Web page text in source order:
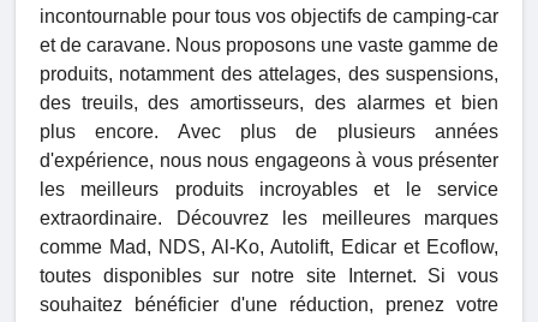
incontournable pour tous vos objectifs de camping-car
et de caravane. Nous proposons une vaste gamme de
produits, notamment des attelages, des suspensions,
des treuils, des amortisseurs, des alarmes et bien
plus encore. Avec plus de plusieurs années
d'expérience, nous nous engageons à vous présenter
les meilleurs produits incroyables et le service
extraordinaire. Découvrez les meilleures marques
comme Mad, NDS, Al-Ko, Autolift, Edicar et Ecoflow,
toutes disponibles sur notre site Internet. Si vous
souhaitez bénéficier d'une réduction, prenez votre